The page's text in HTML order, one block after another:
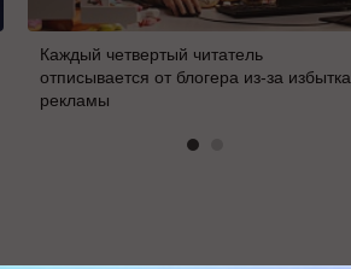
Каждый четвертый читатель
отписывается от блогера из-за избытка
рекламы